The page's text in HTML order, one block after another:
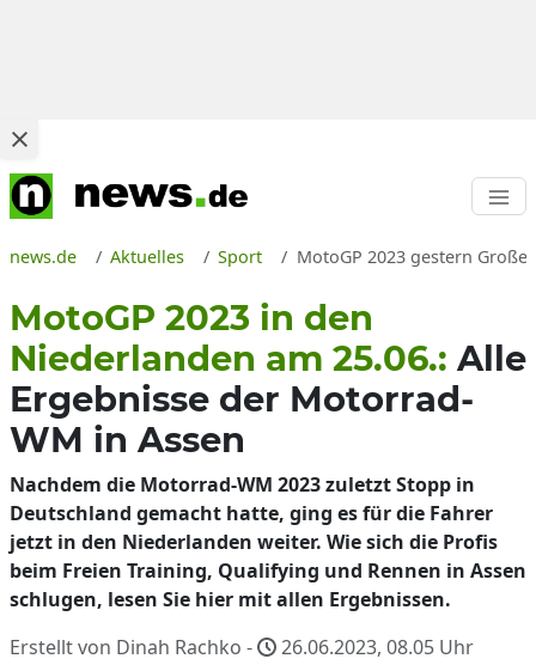
news.de Aktuelles Sport MotoGP 2023 gestern
MotoGP 2023 in den
Niederlanden am 25.06.: Alle
Ergebnisse der Motorrad-
WM in Assen
Nachdem die Motorrad-WM 2023 zuletzt Stopp in
Deutschland gemacht hatte, ging es für die Fahrer
jetzt in den Niederlanden weiter. Wie sich die Profis
beim Freien Training, Qualifying und Rennen in Assen
schlugen, lesen Sie hier mit allen Ergebnissen.
Erstellt von Dinah Rachko -
26.06.2023, 08.05 Uhr